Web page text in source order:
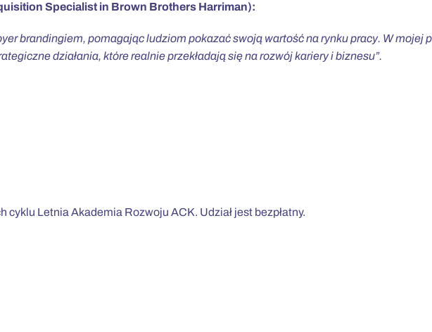
Specialist in Brown Brothers Harriman):
brandingiem, pomagając ludziom pokazać swoją wartość na rynku pracy. W mojej
działania, które realnie przekładają się na rozwój kariery i biznesu”.
cyklu Letnia Akademia Rozwoju ACK. Udział jest bezpłatny.